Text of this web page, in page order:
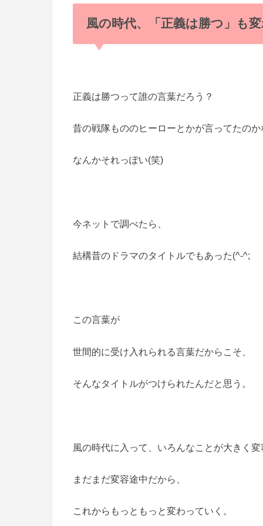
風の時代、「正義は勝つ」も変
正義は勝つって誰の言葉だろう？
昔の戦隊もののヒーローとかが言ってたのか
なんかそれっぽい(笑)
今ネットで調べたら、
結構昔のドラマのタイトルでもあった(^-^;
この言葉が
世間的に受け入れられる言葉だからこそ、
そんなタイトルがつけられたんだと思う。
風の時代に入って、いろんなことが大きく変
まだまだ変容途中だから、
これからもっともっと変わっていく。